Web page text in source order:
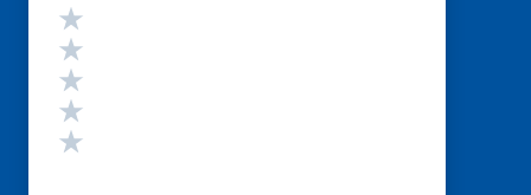
Valutazione